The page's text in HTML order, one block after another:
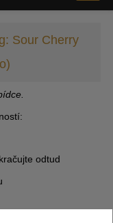
Sour Cherry
odtud